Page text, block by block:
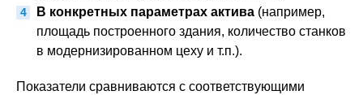
В конкретных параметрах актива (например,
площадь построенного здания, количество станков
в модернизированном цеху и т.п.).
Показатели сравниваются с соответствующими